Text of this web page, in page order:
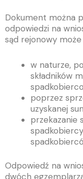
Dokument można
odpowiedzi na
sąd rejonowy może
w naturze,
składników
poprzez
uzyskanej
przekazanie
Odpowiedź na
dwóch